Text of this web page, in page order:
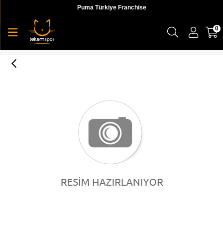
Puma Türkiye Franchise
0